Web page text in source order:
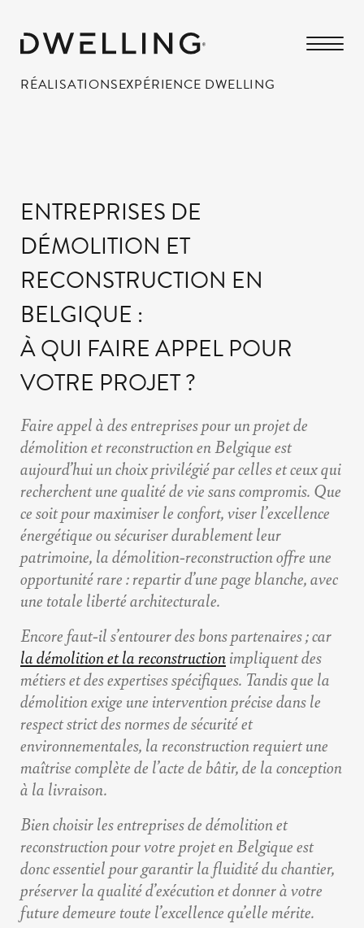
RÉALISATIONSEXPÉRIENCE DWELLING
ENTREPRISES DE
DÉMOLITION ET
RECONSTRUCTION EN
BELGIQUE :
À QUI FAIRE APPEL POUR
VOTRE PROJET ?
Faire appel à desentreprises pour un projet de
démolition et reconstruction en Belgiqueest
aujourd’hui un choix privilégié par celles et ceux qui
recherchent une qualité de vie sans compromis. Que
ce soit pour maximiser le confort, viser l’excellence
énergétique ou sécuriser durablement leur
patrimoine, la démolition-reconstruction offre une
opportunité rare : repartir d’une page blanche, avec
une totale liberté architecturale.
Encore faut-il s’entourer des bons partenaires ; car
la démolition et la reconstructionimpliquent des
métiers et des expertises spécifiques. Tandis que la
démolition exige une intervention précise dans le
respect strict des normes de sécurité et
environnementales, la reconstruction requiert une
maîtrise complète de l’acte de bâtir, de la conception
à la livraison.
Bien choisir les entreprises de démolition et
reconstruction pour votre projet en Belgique est
donc essentiel pourgarantir la fluidité du chantier,
préserver la qualité d’exécution et donner à votre
future demeure toute l’excellence qu’elle mérite.